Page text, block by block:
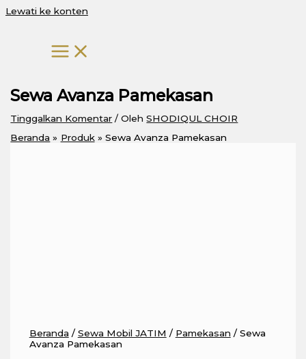
Lewati ke konten
Sewa Avanza Pamekasan
Tinggalkan Komentar / OlehSHODIQUL CHOIR
Beranda
Produk Sewa Avanza Pamekasan
Beranda / Sewa Mobil JATIM / Pamekasan / Sewa
Avanza Pamekasan